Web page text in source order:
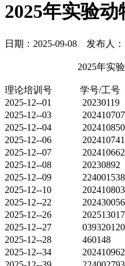
2025年实验
日期： 2025-09-08 发布人：
2025年实
理论培训号 学号/工号
2025-12--01
20230119
2025-12--03
202410707
2025-12--04
202410850
2025-12--06
202410741
2025-12--07
202410662
2025-12--08
20230892
2025-12--09
2025-12--10
202410803
2025-12--22
202430056
2025-12--26
202513017
2025-12--27
039320120
2025-12--28
460148
2025-12--34
202410962